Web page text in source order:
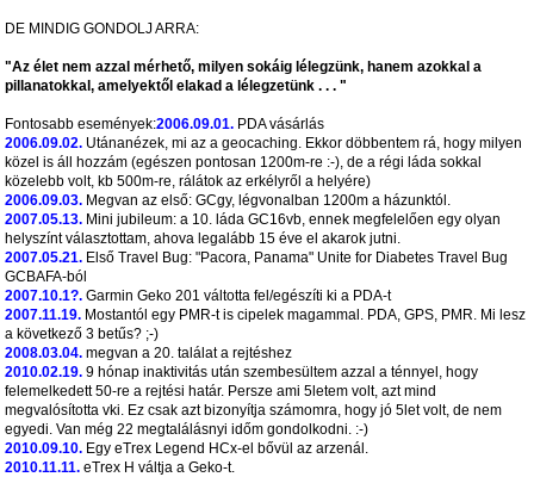
DE MINDIG GONDOLJ ARRA:
"Az élet nem azzal mérhető, milyen sokáig lélegzünk, hanem azokkal a
pillanatokkal, amelyektől elakad a lélegzetünk . . . "
Fontosabb események:2006.09.01. PDA vásárlás
2006.09.02. Utánanézek, mi az a geocaching. Ekkor döbbentem rá, hogy milyen
közel is áll hozzám (egészen pontosan 1200m-re :-), de a régi láda sokkal
közelebb volt, kb 500m-re, rálátok az erkélyről a helyére)
2006.09.03. Megvan az első: GCgy, légvonalban 1200m a házunktól.
2007.05.13. Mini jubileum: a 10. láda GC16vb, ennek megfelelően egy olyan
helyszínt választottam, ahova legalább 15 éve el akarok jutni.
2007.05.21. Első Travel Bug: "Pacora, Panama" Unite for Diabetes Travel Bug
GCBAFA-ból
2007.10.1?. Garmin Geko 201 váltotta fel/egészíti ki a PDA-t
2007.11.19. Mostantól egy PMR-t is cipelek magammal. PDA, GPS, PMR. Mi lesz
a következő 3 betűs? ;-)
2008.03.04. megvan a 20. találat a rejtéshez
2010.02.19. 9 hónap inaktivitás után szembesültem azzal a ténnyel, hogy
felemelkedett 50-re a rejtési határ. Persze ami 5letem volt, azt mind
megvalósította vki. Ez csak azt bizonyítja számomra, hogy jó 5let volt, de nem
egyedi. Van még 22 megtalálásnyi időm gondolkodni. :-)
2010.09.10. Egy eTrex Legend HCx-el bővül az arzenál.
2010.11.11. eTrex H váltja a Geko-t.